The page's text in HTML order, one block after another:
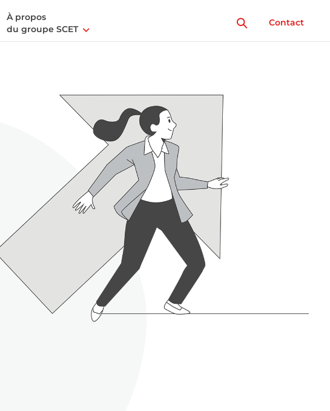
À propos
du groupe SCET
Contact